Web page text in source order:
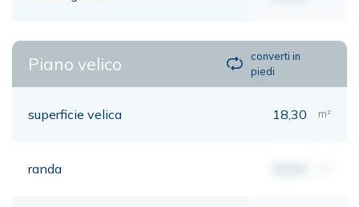
Piano velico
converti in
piedi
superficie velica 18,30 m²
randa